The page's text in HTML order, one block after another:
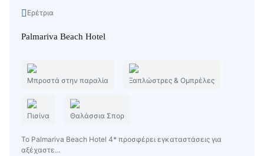
Ερέτρια
Palmariva Beach Hotel
Μπροστά στην παραλία Ξαπλώστρες & Ομπρέλες
Πισίνα Θαλάσσια Σπορ
Το Palmariva Beach Hotel 4* προσφέρει εγκαταστάσεις για
αξέχαστε...